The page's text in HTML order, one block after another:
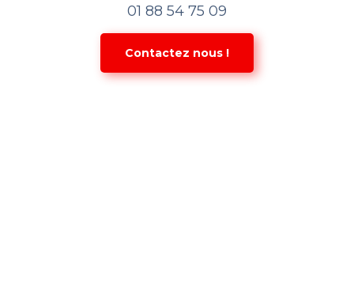
01 88 54 75 09
Contactez nous !